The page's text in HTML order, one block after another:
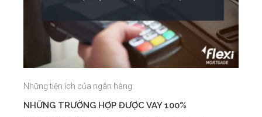
Những tiện ích của ngân hàng:
NHỮNG TRƯỜNG HỢP ĐƯỢC VAY 100%